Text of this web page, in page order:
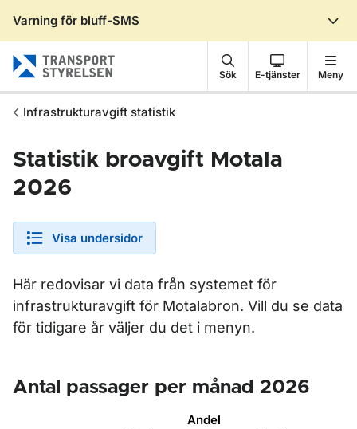
Varning för bluff-SMS
Sök E-tjänster Meny
Infrastrukturavgift statistik
Statistik broavgift Motala
2026
Visa undersidor
Här redovisar vi data från systemet för
infrastrukturavgift för Motalabron. Vill du se data
för tidigare år väljer du det i menyn.
Antal passager per månad 2026
Andel